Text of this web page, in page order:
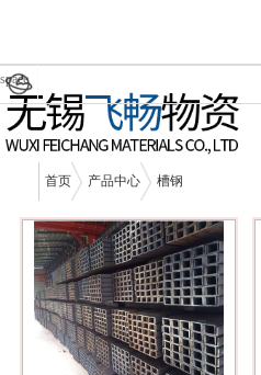
space
首页 产品中心 槽钢